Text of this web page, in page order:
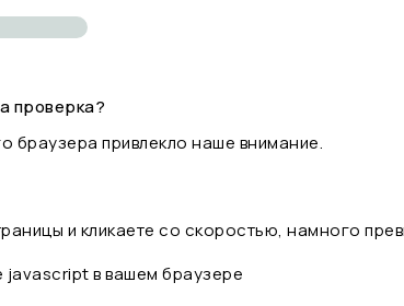
проверка?
браузера привлекло наше внимание.
и кликаете со скоростью, намного
в вашем браузере